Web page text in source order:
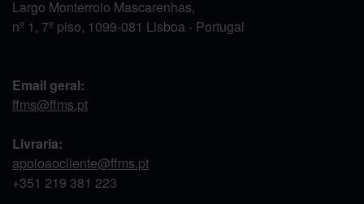
Largo Monterroio Mascarenhas,
nº 1, 7º piso, 1099-081 Lisboa - Portugal
Email geral:
ffms@ffms.pt
Livraria:
apoioaocliente@ffms.pt
+351 219 381 223